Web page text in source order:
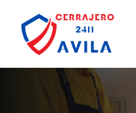
contenido